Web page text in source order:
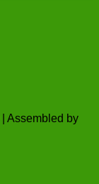
| Assembled by